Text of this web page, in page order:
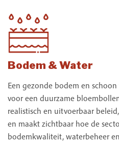
Bodem & Water
Een gezonde bodem en
voor een duurzame
realistisch en uitvoerbaar
en maakt zichtbaar hoe de
bodemkwaliteit, waterbeheer